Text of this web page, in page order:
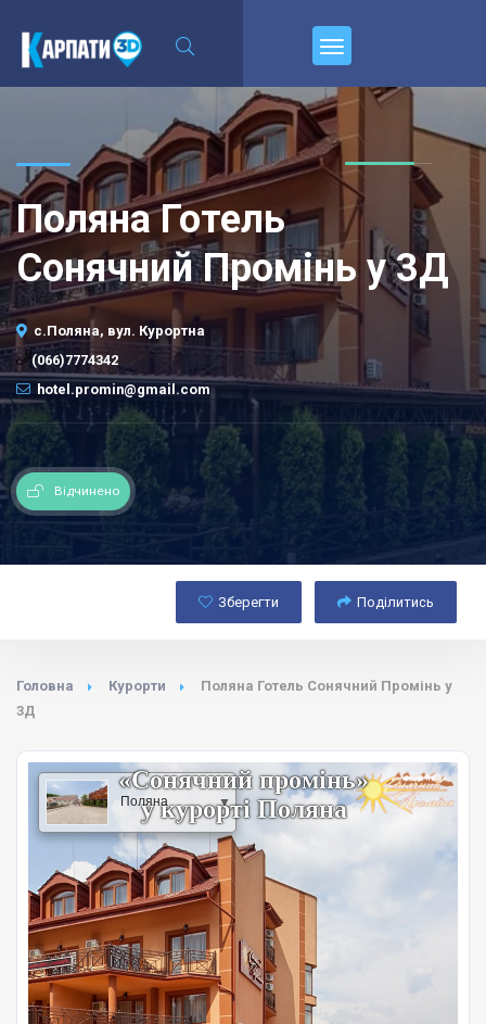
Поляна Готель
Сонячний Промінь у 3Д
с.Поляна, вул. Курортна
(066)7774342
hotel.promin@gmail.com
Відчинено
Зберегти Поділитись
Головна Курорти
Поляна Готель Сонячний Промінь у
3Д